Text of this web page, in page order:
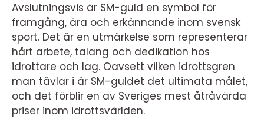
Avslutningsvis är SM-guld en symbol för
framgång, ära och erkännande inom svensk
sport. Det är en utmärkelse som representerar
hårt arbete, talang och dedikation hos
idrottare och lag. Oavsett vilken idrottsgren
man tävlar i är SM-guldet det ultimata målet,
och det förblir en av Sveriges mest åtråvärda
priser inom idrottsvärlden.